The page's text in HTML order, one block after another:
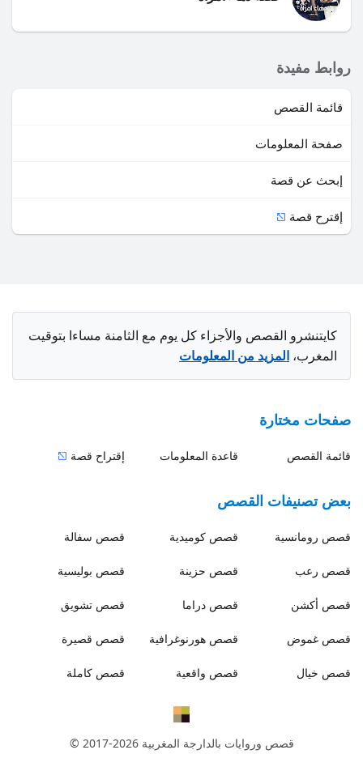
روابط مفيدة
قائمة القصص
صفحة المعلومات
إبحث عن قصة
إقترح قصة
كايتنشرو القصص والأجزاء كل يوم مع الثامنة مساءا بتوقيت
المغرب، المزيد من المعلومات
صفحات مختارة
قائمة القصص قاعدة المعلومات إقتراح قصة
بعض تصنيفات القصص
قصص رومانسية قصص كوميدية قصص سفالة
قصص رعب قصص حزينة قصص بوليسية
قصص أكشن قصص دراما قصص تشويق
قصص غموض قصص هورنوغرافية قصص قصيرة
قصص خيال قصص واقعية قصص كاملة
قصص وروايات بالدارجة المغربية© 2017-2026